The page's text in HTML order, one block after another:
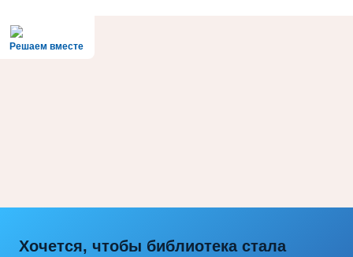
Решаем вместе
Хочется, чтобы библиотека стала